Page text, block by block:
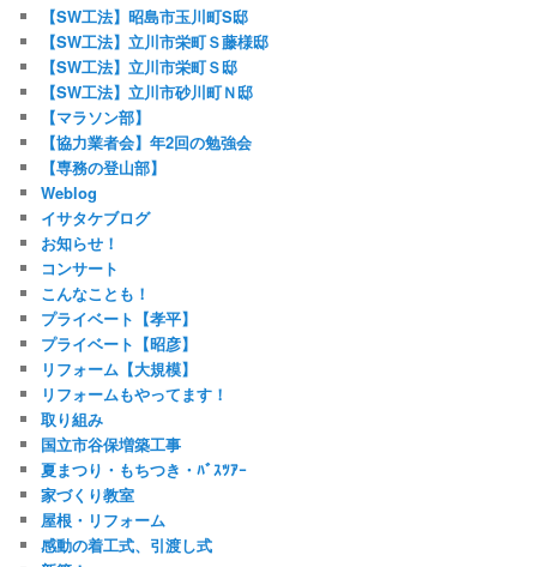
【SW工法】昭島市玉川町S邸
【SW工法】立川市栄町Ｓ藤様邸
【SW工法】立川市栄町Ｓ邸
【SW工法】立川市砂川町Ｎ邸
【マラソン部】
【協力業者会】年2回の勉強会
【専務の登山部】
Weblog
イサタケブログ
お知らせ！
コンサート
こんなことも！
プライベート【孝平】
プライベート【昭彦】
リフォーム【大規模】
リフォームもやってます！
取り組み
国立市谷保増築工事
夏まつり・もちつき・ﾊﾞｽﾂｱｰ
家づくり教室
屋根・リフォーム
感動の着工式、引渡し式